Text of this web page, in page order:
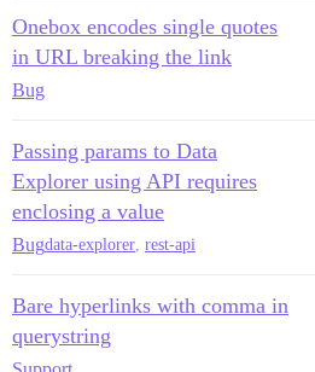
Onebox encodes single quotes
in URL breaking the link
Bug
Passing params to Data
Explorer using API requires
enclosing a value
Bugdata-explorer, rest-api
Bare hyperlinks with comma in
querystring